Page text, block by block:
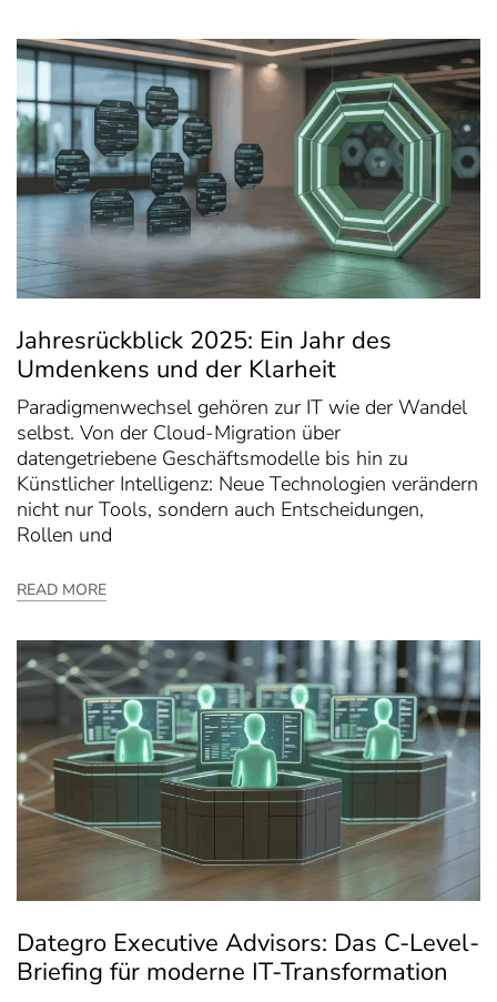
Jahresrückblick 2025: Ein Jahr des
Umdenkens und der Klarheit
Paradigmenwechsel gehören zur IT wie der Wandel
selbst. Von der Cloud-Migration über
datengetriebene Geschäftsmodelle bis hin zu
Künstlicher Intelligenz: Neue Technologien verändern
nicht nur Tools, sondern auch Entscheidungen,
Rollen und
READ MORE
Dategro Executive Advisors: Das C-Level-
Briefing für moderne IT-Transformation